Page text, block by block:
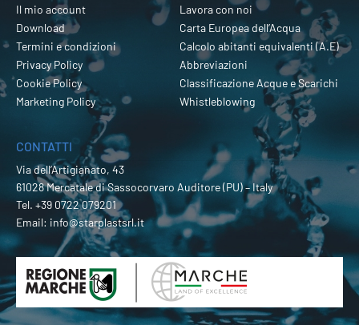
Il mio account
Download
Termini e condizioni
Privacy Policy
Cookie Policy
Marketing Policy
Lavora con noi
Carta Europea dell’Acqua
Calcolo abitanti equivalenti (A.E)
Abbreviazioni
Classificazione Acque e Scarichi
Whistleblowing
CONTATTI
Via dell’Artigianato, 43
61028 Mercatale di Sassocorvaro Auditore (PU) – Italy
Tel. +39 0722 079201
Email: info@starplastsrl.it